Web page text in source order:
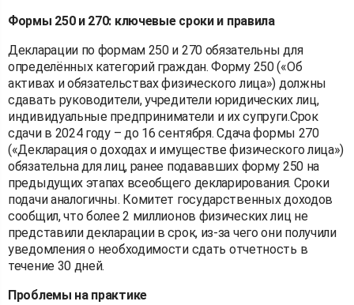
Формы 250 и 270: ключевые сроки и правила
Декларации по формам 250 и 270 обязательны для
определённых категорий граждан. Форму 250 («Об
активах и обязательствах физического лица») должны
сдавать руководители, учредители юридических лиц,
индивидуальные предприниматели и их супруги.Срок
сдачи в 2024 году – до 16 сентября. Сдача формы 270
(«Декларация о доходах и имуществе физического лица»)
обязательна для лиц, ранее подававших форму 250 на
предыдущих этапах всеобщего декларирования. Сроки
подачи аналогичны. Комитет государственных доходов
сообщил, что более 2 миллионов физических лиц не
представили декларации в срок, из-за чего они получили
уведомления о необходимости сдать отчетность в
течение 30 дней.
Проблемы на практике